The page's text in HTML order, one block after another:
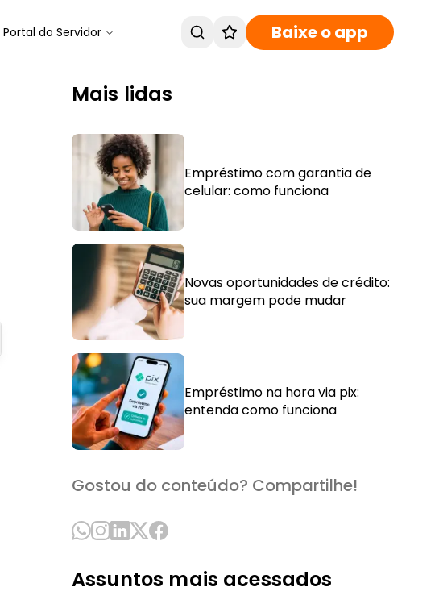
Portal do Servidor Baixe o app
Mais lidas
Empréstimo com garantia de
celular: como funciona
Novas oportunidades de crédito:
sua margem pode mudar
Empréstimo na hora via pix:
entenda como funciona
Gostou do conteúdo? Compartilhe!
Assuntos mais acessados